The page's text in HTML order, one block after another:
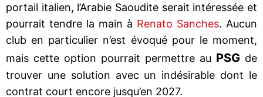
portail italien, l’Arabie Saoudite serait intéressée et
pourrait tendre la main à Renato Sanches. Aucun
club en particulier n’est évoqué pour le moment,
mais cette option pourrait permettre au PSG de
trouver une solution avec un indésirable dont le
contrat court encore jusqu’en 2027.